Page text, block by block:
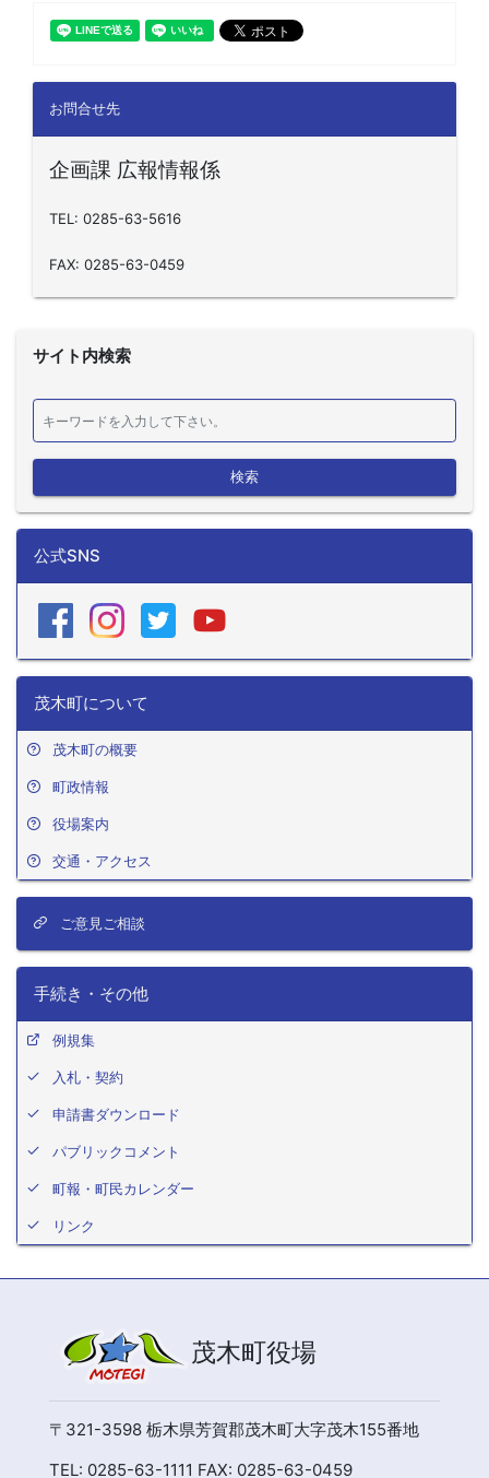
お問合せ先
企画課 広報情報係
TEL: 0285-63-5616
FAX: 0285-63-0459
サイト内検索
検索
公式SNS
茂木町について
茂木町の概要
町政情報
役場案内
交通・アクセス
ご意見ご相談
手続き・その他
例規集
入札・契約
申請書ダウンロード
パブリックコメント
町報・町民カレンダー
リンク
茂木町役場
〒321-3598 栃木県芳賀郡茂木町大字茂木155番地
TEL: 0285-63-1111 FAX: 0285-63-0459